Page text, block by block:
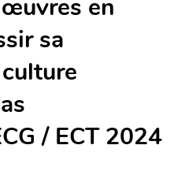
en
sa
/ ECT 2024